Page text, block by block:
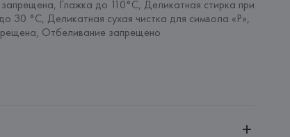
Глажка до 110°C, Деликатная стирка при
30 °C, Деликатная сухая чистка для символа «P»,
Отбеливание запрещено